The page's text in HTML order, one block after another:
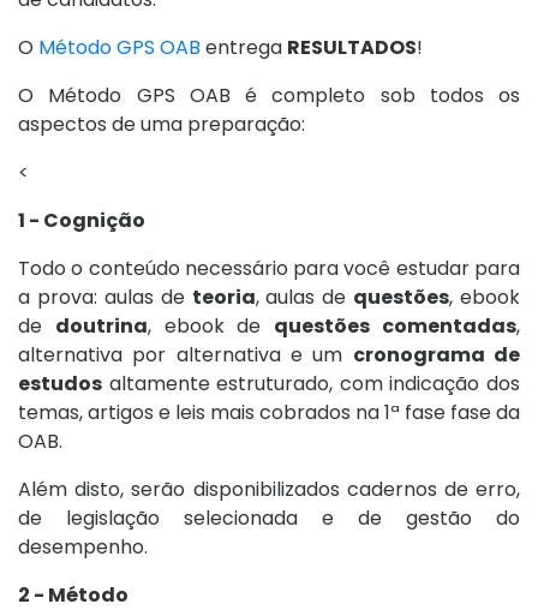
O Método GPS OAB entrega RESULTADOS!
O Método GPS OAB é completo sob todos os
aspectos de uma preparação:
<
1 - Cognição
Todo o conteúdo necessário para você estudar para
a prova: aulas de teoria, aulas de questões, ebook
de doutrina, ebook de questões comentadas,
alternativa por alternativa e um cronograma de
estudos altamente estruturado, com indicação dos
temas, artigos e leis mais cobrados na 1ª fase fase da
OAB.
Além disto, serão disponibilizados cadernos de erro,
de legislação selecionada e de gestão do
desempenho.
2 - Método